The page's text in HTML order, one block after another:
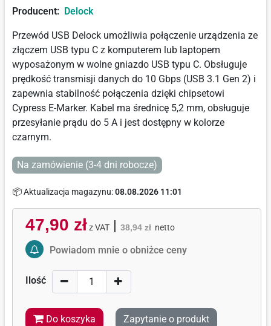
Producent: Delock
Przewód USB Delock umożliwia połączenie urządzenia ze
złączem USB typu C z komputerem lub laptopem
wyposażonym w wolne gniazdo USB typu C. Obsługuje
prędkość transmisji danych do 10 Gbps (USB 3.1 Gen 2) i
zapewnia stabilność połączenia dzięki chipsetowi
Cypress E-Marker. Kabel ma średnicę 5,2 mm, obsługuje
przesyłanie prądu do 5 A i jest dostępny w kolorze
czarnym.
Na zamówienie (3-4 dni robocze)
📦 Aktualizacja magazynu:08.08.2026 11:01
47,90 zł z VAT| 38,94 zł netto
Activate Price Alert
Powiadom mnie o obniżce ceny
Ilość
Do koszyka Zapytanie o produkt